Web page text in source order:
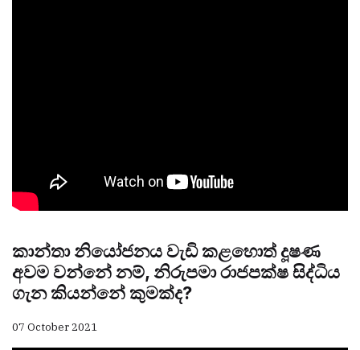
කාන්තා නියෝජනය වැඩි කළහොත් දූෂණ
අවම වන්නේ නම්, නිරුපමා රාජපක්ෂ සිද්ධිය
ගැන කියන්නේ කුමක්ද?
07 October 2021